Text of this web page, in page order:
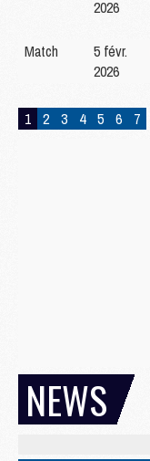
2026
Match
5 févr.
2026
1 2 3 4 5 6 7
NEWS